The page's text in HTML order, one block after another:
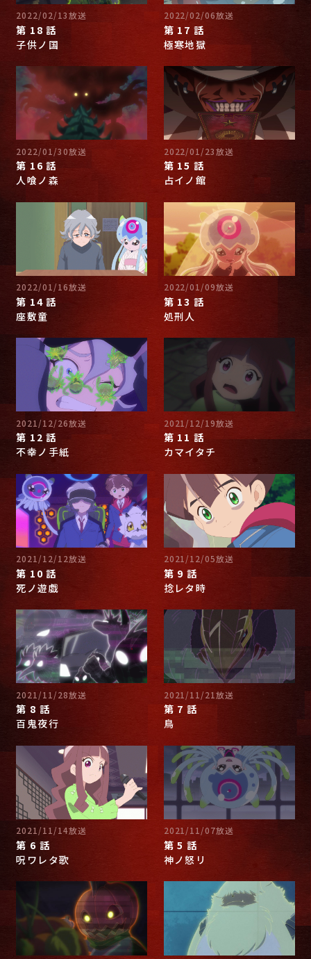
2022/02/13放送
第 18 話
子供ノ国
2022/02/06放送
第 17 話
極寒地獄
2022/01/30放送
第 16 話
人喰ノ森
2022/01/23放送
第 15 話
占イノ館
2022/01/16放送
第 14 話
座敷童
2022/01/09放送
第 13 話
処刑人
2021/12/26放送
第 12 話
不幸ノ手紙
2021/12/19放送
第 11 話
カマイタチ
2021/12/12放送
第 10 話
死ノ遊戯
2021/12/05放送
第 9 話
捻レタ時
2021/11/28放送
第 8 話
百鬼夜行
2021/11/21放送
第 7 話
鳥
2021/11/14放送
第 6 話
呪ワレタ歌
2021/11/07放送
第 5 話
神ノ怒リ